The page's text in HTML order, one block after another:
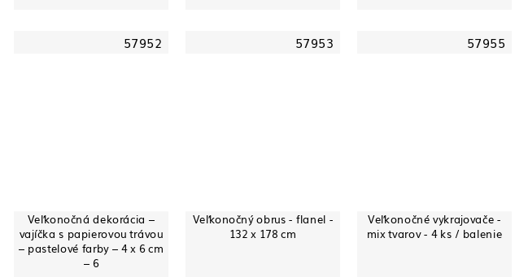
57952
Veľkonočná dekorácia –
vajíčka s papierovou trávou
– pastelové farby – 4 x 6 cm
– 6
57953
Veľkonočný obrus - flanel -
132 x 178 cm
57955
Veľkonočné vykrajovače -
mix tvarov - 4 ks / balenie